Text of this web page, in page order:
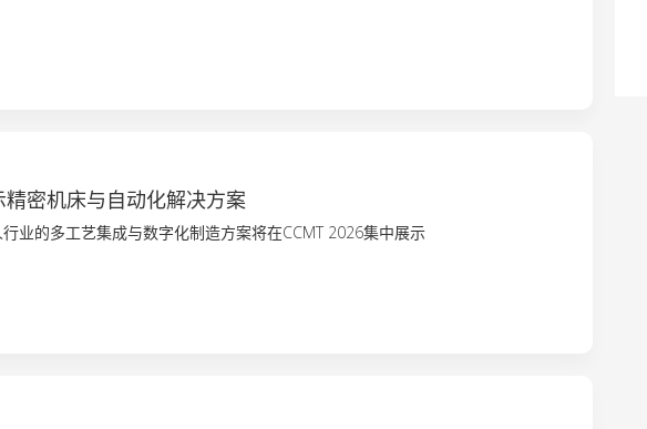
精密机床与自动化解决方案
业的多工艺集成与数字化制造方案将在CCMT 2026集中展示